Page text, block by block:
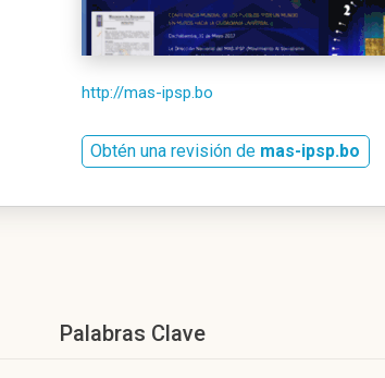
http://mas-ipsp.bo
Obtén una revisión de mas-ipsp.bo
Palabras Clave